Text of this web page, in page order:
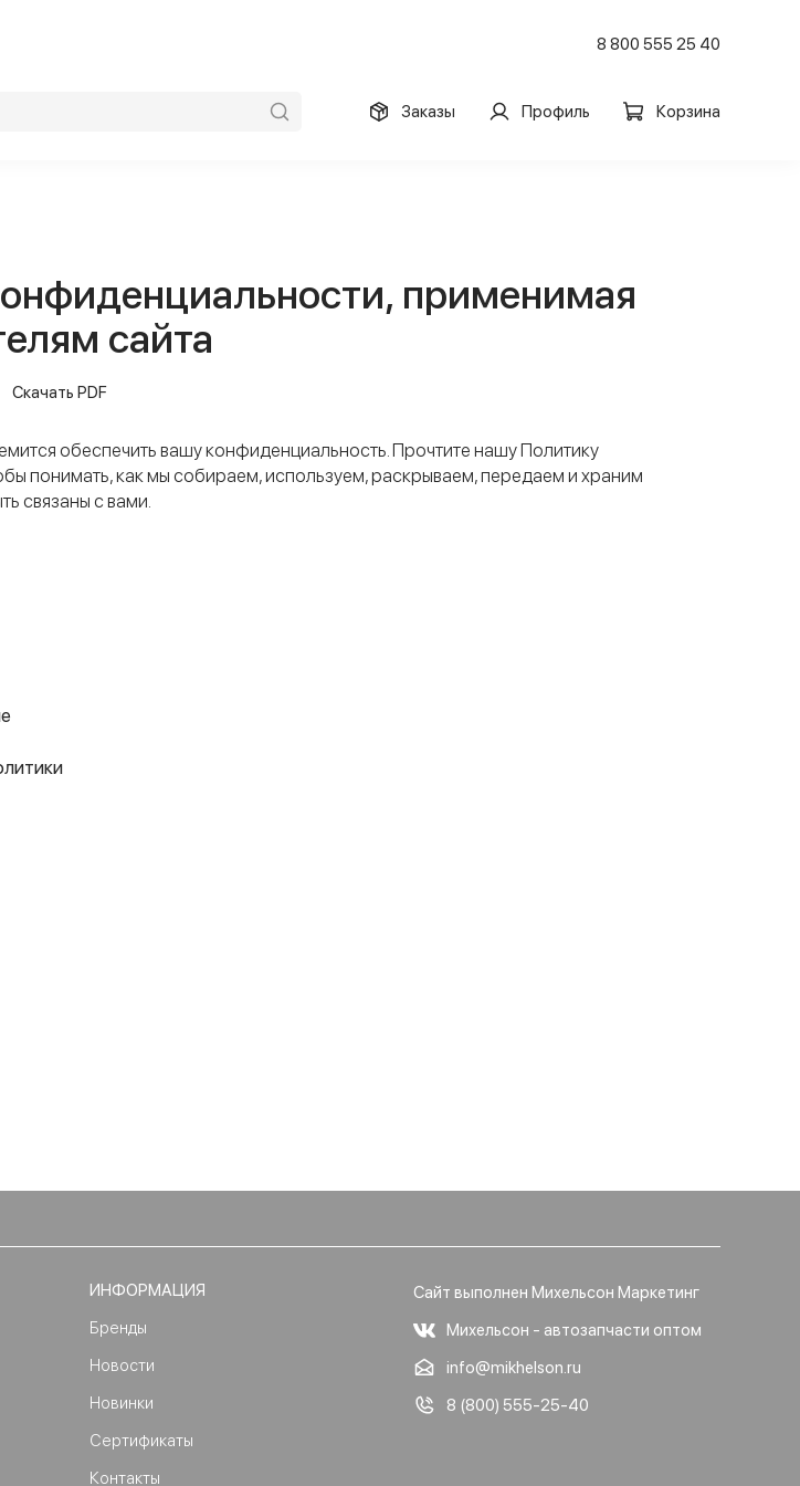
8 800 555 25 40
Заказы Профиль Корзина
применимая
сайта
Скачать PDF
обеспечить вашу конфиденциальность. Прочтите нашу Политику
понимать, как мы собираем, используем, раскрываем, передаем и храним
связаны с вами.
ИНФОРМАЦИЯ
Бренды
Новости
Новинки
Сертификаты
Контакты
Сайт выполнен Михельсон Маркетинг
Михельсон - автозапчасти оптом
info@mikhelson.ru
8 (800) 555-25-40